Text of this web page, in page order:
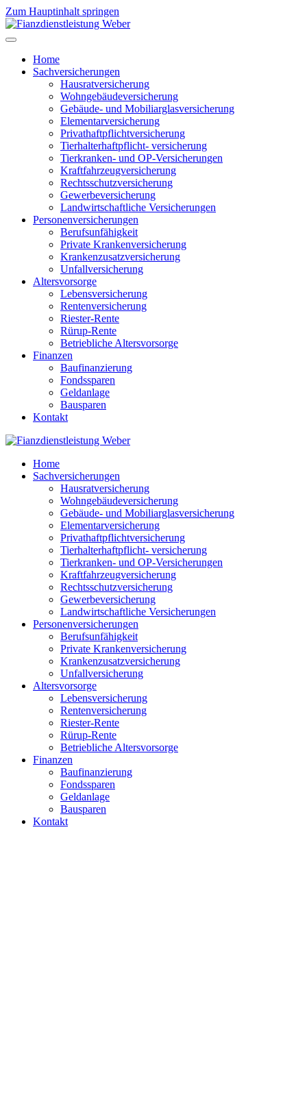
Zum Hauptinhalt springen
Home
Sachversicherungen
Hausratversicherung
Wohngebäudeversicherung
Gebäude- und Mobiliarglasversicherung
Elementarversicherung
Privathaftpflichtversicherung
Tierhalterhaftpflicht- versicherung
Tierkranken- und OP-Versicherungen
Kraftfahrzeugversicherung
Rechtsschutzversicherung
Gewerbeversicherung
Landwirtschaftliche Versicherungen
Personenversicherungen
Berufsunfähigkeit
Private Krankenversicherung
Krankenzusatzversicherung
Unfallversicherung
Altersvorsorge
Lebensversicherung
Rentenversicherung
Riester-Rente
Rürup-Rente
Betriebliche Altersvorsorge
Finanzen
Baufinanzierung
Fondssparen
Geldanlage
Bausparen
Kontakt
Home
Sachversicherungen
Hausratversicherung
Wohngebäudeversicherung
Gebäude- und Mobiliarglasversicherung
Elementarversicherung
Privathaftpflichtversicherung
Tierhalterhaftpflicht- versicherung
Tierkranken- und OP-Versicherungen
Kraftfahrzeugversicherung
Rechtsschutzversicherung
Gewerbeversicherung
Landwirtschaftliche Versicherungen
Personenversicherungen
Berufsunfähigkeit
Private Krankenversicherung
Krankenzusatzversicherung
Unfallversicherung
Altersvorsorge
Lebensversicherung
Rentenversicherung
Riester-Rente
Rürup-Rente
Betriebliche Altersvorsorge
Finanzen
Baufinanzierung
Fondssparen
Geldanlage
Bausparen
Kontakt